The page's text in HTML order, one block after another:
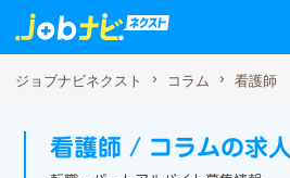
ジョブナビネクスト コラム 看護師
看護師 / コラムの求人